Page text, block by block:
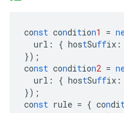
const condition1 =
url : { hostSuffix :
});
const condition2 =
url : { hostSuffix :
});
const rule = { condit